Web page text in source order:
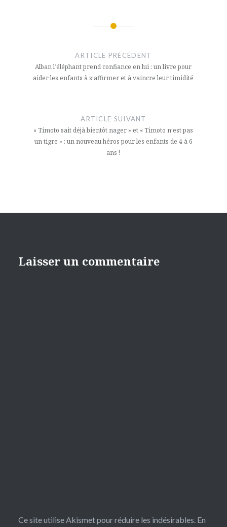
l’article
ARTICLE PRÉCÉDENT
Alban l’éléphant prend confiance en lui : un livre pour
aider les enfants à s’affirmer et à vaincre leur timidité
ARTICLE SUIVANT
« Timoto sait déjà bientôt nager » et « Timoto n’est pas
un tigre » : un nouveau héros pour les enfants de 4 à 6
ans !
Laisser un commentaire
Ce site utilise Akismet pour réduire les indésirables. En